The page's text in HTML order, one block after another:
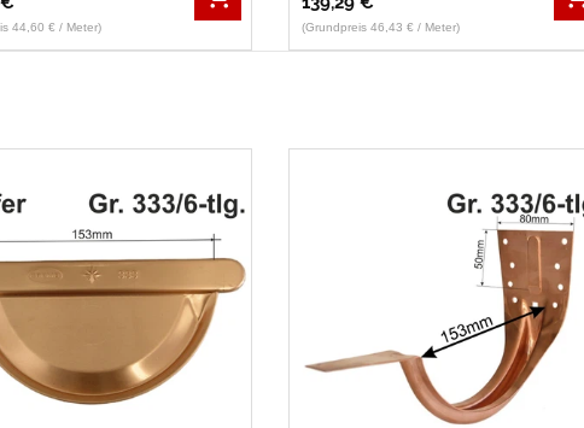
44,60 € / Meter) (Grundpreis 46,43 € / Meter)